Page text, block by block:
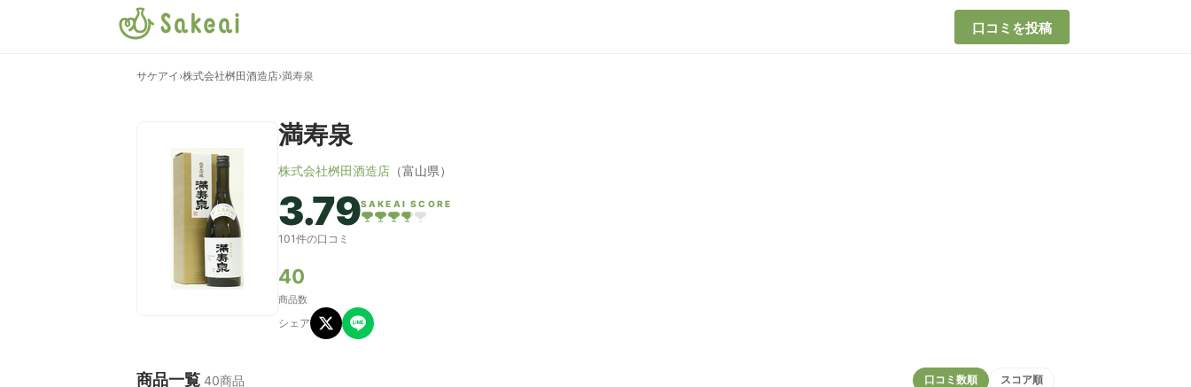
口コミを投稿
サケアイ ›株式会社桝田酒造店›満寿泉
満寿泉
株式会社桝田酒造店 （富山県）
3.79SAKEAI SCORE
101件の口コミ
40
商品数
シェア
商品一覧 40商品 口コミ数順 スコア順